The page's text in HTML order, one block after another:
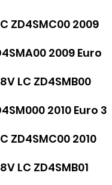
ZD4SMC00 2009
2009 Euro
LC ZD4SMB00
2010 Euro 3
ZD4SMC00 2010
LC ZD4SMB01